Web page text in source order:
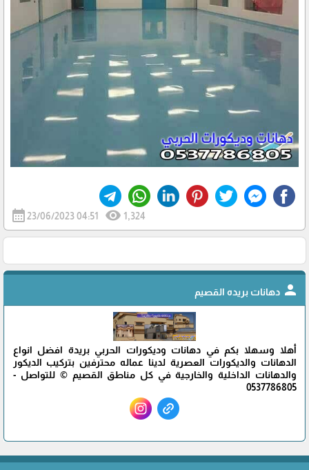
calendar_month23/06/2023 04:51 visibility 1,324
person دهانات بريده القصيم
أهلا وسهلا بكم في دهانات وديكورات الحربي بريدة افضل انواع
الدهانات والديكورات العصرية لدينا عماله محترفين بتركيب الديكور
والدهانات الداخلية والخارجية في كل مناطق القصيم © للتواصل -
0537786805